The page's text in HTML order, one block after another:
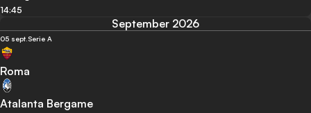
14:45
September 2026
05 sept. Serie A
Roma
Atalanta Bergame